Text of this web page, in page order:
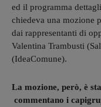
ed il programma
chiedeva una mozione
dai rappresentanti di
Valentina Trambusti
(IdeaComune).
La mozione, però, è
commentano i